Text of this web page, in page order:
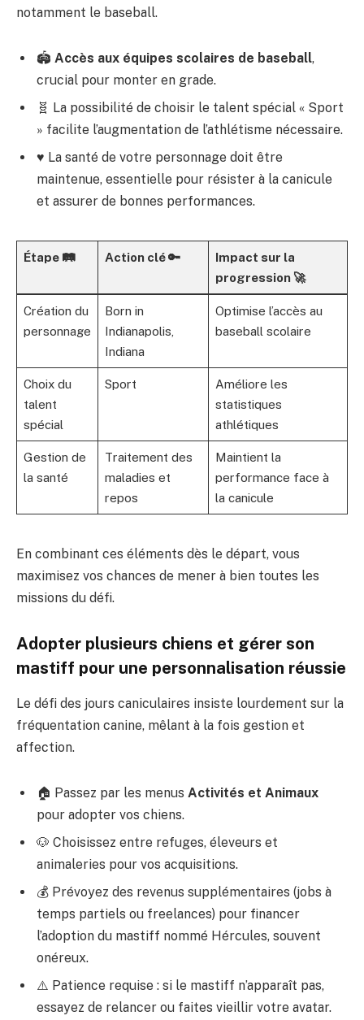
notamment le baseball.
🏟️ Accès aux équipes scolaires de baseball,
crucial pour monter en grade.
🧬 La possibilité de choisir le talent spécial « Sport
» facilite l’augmentation de l’athlétisme nécessaire.
♥️ La santé de votre personnage doit être
maintenue, essentielle pour résister à la canicule
et assurer de bonnes performances.
Étape 🛤 Action clé 🔑
Impact sur la
progression 🚀
Création du
personnage
Born in
Indianapolis,
Indiana
Optimise l’accès au
baseball scolaire
Choix du
talent
spécial
Sport
Améliore les
statistiques
athlétiques
Gestion de
la santé
Traitement des
maladies et
repos
Maintient la
performance face à
la canicule
En combinant ces éléments dès le départ, vous
maximisez vos chances de mener à bien toutes les
missions du défi.
Adopter plusieurs chiens et gérer son
mastiff pour une personnalisation réussie
Le défi des jours caniculaires insiste lourdement sur la
fréquentation canine, mêlant à la fois gestion et
affection.
🏠 Passez par les menus Activités et Animaux
pour adopter vos chiens.
🐶 Choisissez entre refuges, éleveurs et
animaleries pour vos acquisitions.
💰 Prévoyez des revenus supplémentaires (jobs à
temps partiels ou freelances) pour financer
l’adoption du mastiff nommé Hércules, souvent
onéreux.
⚠️ Patience requise : si le mastiff n’apparaît pas,
essayez de relancer ou faites vieillir votre avatar.